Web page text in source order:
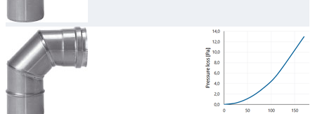
Oplossingen
Downloads
Academy